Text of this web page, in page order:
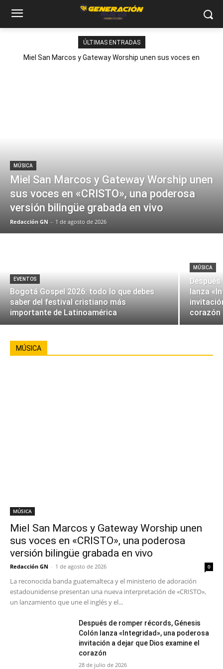
ÚLTIMAS ENTRADAS
Miel San Marcos y Gateway Worship unen sus voces en
MÚSICA
Miel San Marcos y Gateway Worship unen
sus voces en «CRISTO», una poderosa
versión bilingüe grabada en vivo
Redacción GN - 1 de agosto de 2026
EVENTOS
Bogotá Gospel 2026: todo lo que debes
saber del festival cristiano más
importante de Latinoamérica
MÚSICA
lanza
corazón
MÚSICA
MÚSICA
Miel San Marcos y Gateway Worship unen
sus voces en «CRISTO», una poderosa
versión bilingüe grabada en vivo
Redacción GN - 1 de agosto de 2026 0
La reconocida banda guatemalteca y el ministerio de adoración
estadounidense presentan una nueva interpretación de «CRISTO»,
un lanzamiento que une el inglés y el...
Después de romper récords, Génesis
Colón lanza «Integridad», una poderosa
invitación a dejar que Dios examine el
corazón
28 de julio de 2026